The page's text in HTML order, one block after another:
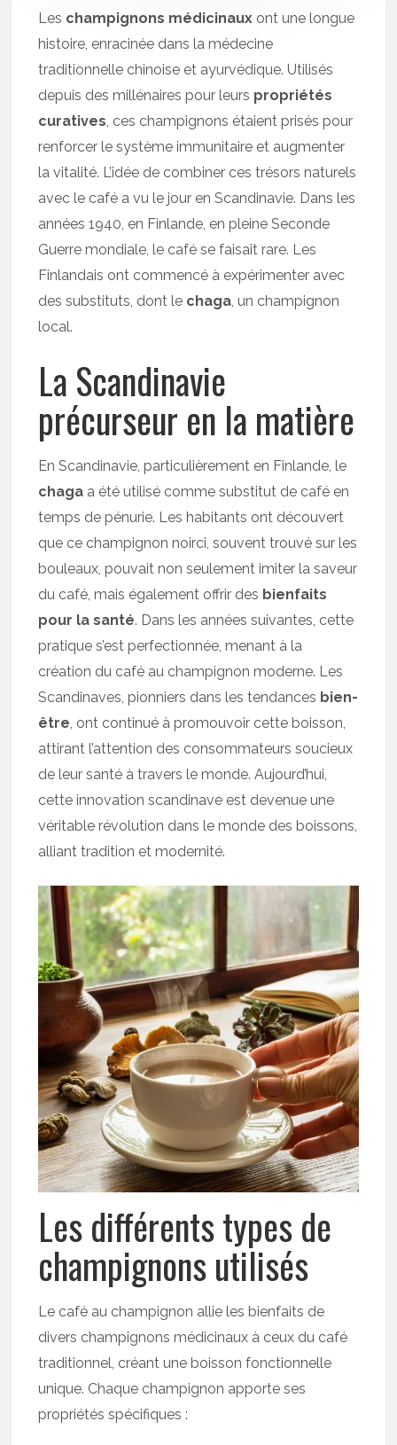
Les champignons médicinaux ont une longue
histoire, enracinée dans la médecine
traditionnelle chinoise et ayurvédique. Utilisés
depuis des millénaires pour leurs propriétés
curatives, ces champignons étaient prisés pour
renforcer le système immunitaire et augmenter
la vitalité. L’idée de combiner ces trésors naturels
avec le café a vu le jour en Scandinavie. Dans les
années 1940, en Finlande, en pleine Seconde
Guerre mondiale, le café se faisait rare. Les
Finlandais ont commencé à expérimenter avec
des substituts, dont le chaga, un champignon
local.
La Scandinavie
précurseur en la matière
En Scandinavie, particulièrement en Finlande, le
chaga a été utilisé comme substitut de café en
temps de pénurie. Les habitants ont découvert
que ce champignon noirci, souvent trouvé sur les
bouleaux, pouvait non seulement imiter la saveur
du café, mais également offrir des bienfaits
pour la santé. Dans les années suivantes, cette
pratique s’est perfectionnée, menant à la
création du café au champignon moderne. Les
Scandinaves, pionniers dans les tendances bien-
être, ont continué à promouvoir cette boisson,
attirant l’attention des consommateurs soucieux
de leur santé à travers le monde. Aujourd’hui,
cette innovation scandinave est devenue une
véritable révolution dans le monde des boissons,
alliant tradition et modernité.
Les différents types de
champignons utilisés
Le café au champignon allie les bienfaits de
divers champignons médicinaux à ceux du café
traditionnel, créant une boisson fonctionnelle
unique. Chaque champignon apporte ses
propriétés spécifiques :